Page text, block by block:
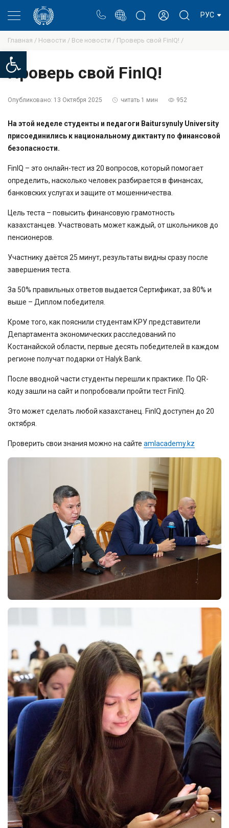
Open toolbar
РУС
Главная / Новости / Все новости / Проверь свой FinIQ! /
Проверь свой FinIQ!
Опубликовано: 13 Октября 2025 читать 1 мин 952
На этой неделе студенты и педагоги Baitursynuly University
присоединились к национальному диктанту по финансовой
безопасности.
FinIQ – это онлайн-тест из 20 вопросов, который помогает
определить, насколько человек разбирается в финансах,
банковских услугах и защите от мошенничества.
Цель теста – повысить финансовую грамотность
казахстанцев. Участвовать может каждый, от школьников до
пенсионеров.
Участнику даётся 25 минут, результаты видны сразу после
завершения теста.
За 50% правильных ответов выдается Сертификат, за 80% и
выше – Диплом победителя.
Кроме того, как пояснили студентам КРУ представители
Департамента экономических расследований по
Костанайской области, первые десять победителей в каждом
регионе получат подарки от Halyk Bank.
После вводной части студенты перешли к практике. По QR-
коду зашли на сайт и попробовали пройти тест FinIQ.
Это может сделать любой казахстанец. FinIQ доступен до 20
октября.
Проверить свои знания можно на сайте amlacademy.kz